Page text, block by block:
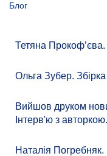
Блог
Тетяна
Ольга Зубер.
Вийшов друком
Інтерв'ю з авторкою.
Наталія Погребняк.